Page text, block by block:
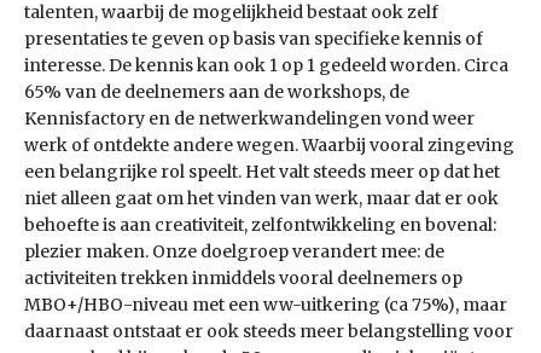
talenten, waarbij de mogelijkheid bestaat ook zelf
presentaties te geven op basis van specifieke kennis of
interesse. De kennis kan ook 1 op 1 gedeeld worden. Circa
65% van de deelnemers aan de workshops, de
Kennisfactory en de netwerkwandelingen vond weer
werk of ontdekte andere wegen. Waarbij vooral zin­geving
een belangrijke rol speelt. Het valt steeds meer op dat het
niet alleen gaat om het vinden van werk, maar dat er ook
behoefte is aan creativiteit, zelfontwikkeling en bovenal:
plezier maken. Onze doelgroep verandert mee: de
activiteiten trekken inmiddels vooral deelnemers op
MBO+/HBO-niveau met een ww-uitkering (ca 75%), maar
daarnaast ontstaat er ook steeds meer belangstelling voor